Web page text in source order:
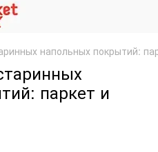
напольных покрытий:
паркет и